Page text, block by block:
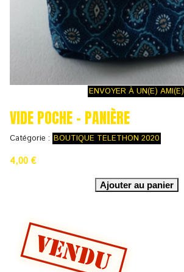
ENVOYER À UN(E) AMI(E)
VIDE POCHE - PANIÈRE
Catégorie : BOUTIQUE TELETHON 2020
4,00 €